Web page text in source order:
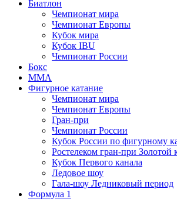
Биатлон
Чемпионат мира
Чемпионат Европы
Кубок мира
Кубок IBU
Чемпионат России
Бокс
MMA
Фигурное катание
Чемпионат мира
Чемпионат Европы
Гран-при
Чемпионат России
Кубок России по фигурному
Ростелеком гран-при
Кубок Первого канала
Ледовое шоу
Гала-шоу Ледниковый период
Формула 1